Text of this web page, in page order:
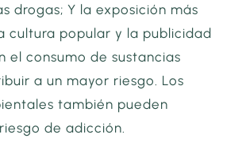
drogas; Y la exposición más
cultura popular y la publicidad
el consumo de sustancias
a un mayor riesgo. Los
también pueden
de adicción.